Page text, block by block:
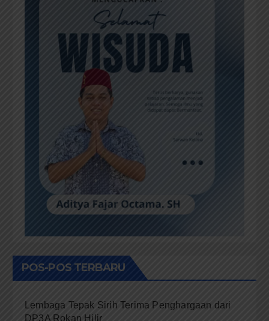
POS-POS TERBARU
Lembaga Tepak Sirih Terima Penghargaan dari
DP3A Rokan Hilir